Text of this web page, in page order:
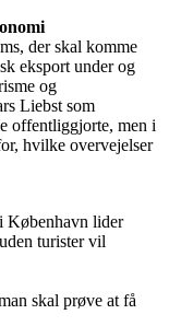
der skal komme
eksport under og
og
Liebst som
offentliggjorte, men i
hvilke overvejelser
København lider
turister vil
skal prøve at få